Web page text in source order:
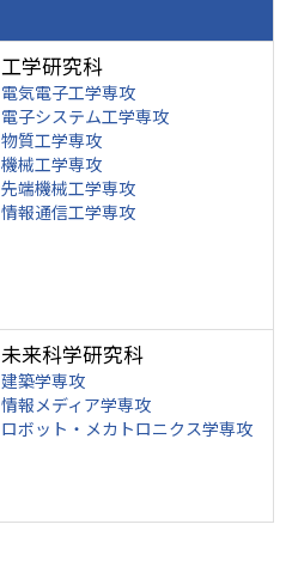
工学研究科
電気電子工学専攻
電子システム工学専攻
物質工学専攻
機械工学専攻
先端機械工学専攻
情報通信工学専攻
未来科学研究科
建築学専攻
情報メディア学専攻
ロボット・メカトロニクス学専攻